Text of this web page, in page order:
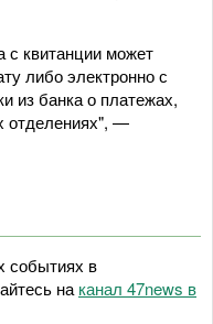
с квитанции может
либо электронно с
из банка о платежах,
отделениях", —
событиях в
на канал 47news в